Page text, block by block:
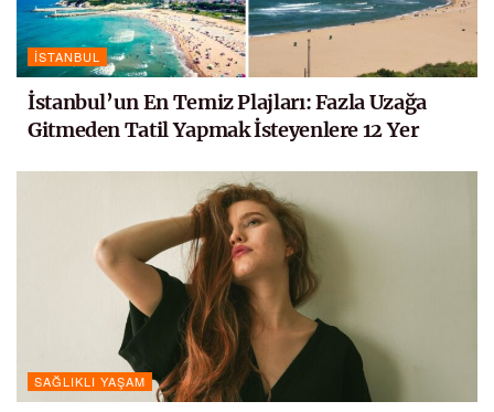
İSTANBUL
İstanbul’un En Temiz Plajları: Fazla Uzağa
Gitmeden Tatil Yapmak İsteyenlere 12 Yer
SAĞLIKLI YAŞAM